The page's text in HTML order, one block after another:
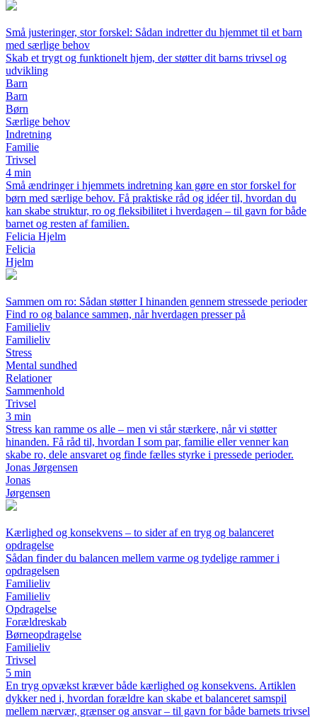
Små justeringer, stor forskel: Sådan indretter du hjemmet til et barn
med særlige behov
Skab et trygt og funktionelt hjem, der støtter dit barns trivsel og
udvikling
Barn
Barn
Børn
Særlige behov
Indretning
Familie
Trivsel
4 min
Små ændringer i hjemmets indretning kan gøre en stor forskel for
børn med særlige behov. Få praktiske råd og idéer til, hvordan du
kan skabe struktur, ro og fleksibilitet i hverdagen – til gavn for både
barnet og resten af familien.
Felicia Hjelm
Felicia
Hjelm
Sammen om ro: Sådan støtter I hinanden gennem stressede perioder
Find ro og balance sammen, når hverdagen presser på
Familieliv
Familieliv
Stress
Mental sundhed
Relationer
Sammenhold
Trivsel
3 min
Stress kan ramme os alle – men vi står stærkere, når vi støtter
hinanden. Få råd til, hvordan I som par, familie eller venner kan
skabe ro, dele ansvaret og finde fælles styrke i pressede perioder.
Jonas Jørgensen
Jonas
Jørgensen
Kærlighed og konsekvens – to sider af en tryg og balanceret
opdragelse
Sådan finder du balancen mellem varme og tydelige rammer i
opdragelsen
Familieliv
Familieliv
Opdragelse
Forældreskab
Børneopdragelse
Familieliv
Trivsel
5 min
En tryg opvækst kræver både kærlighed og konsekvens. Artiklen
dykker ned i, hvordan forældre kan skabe et balanceret samspil
mellem nærvær, grænser og ansvar – til gavn for både barnets trivsel